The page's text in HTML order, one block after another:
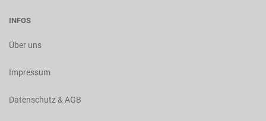
INFOS
Über uns
Impressum
Datenschutz & AGB